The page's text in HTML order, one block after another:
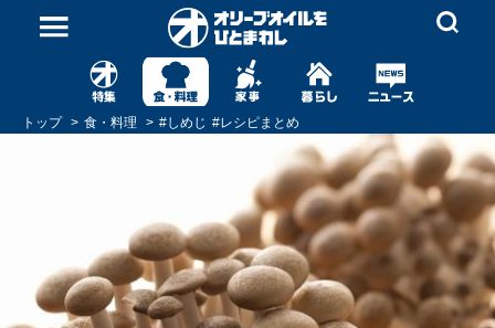
トップ 食・料理 #しめじ #レシピまとめ